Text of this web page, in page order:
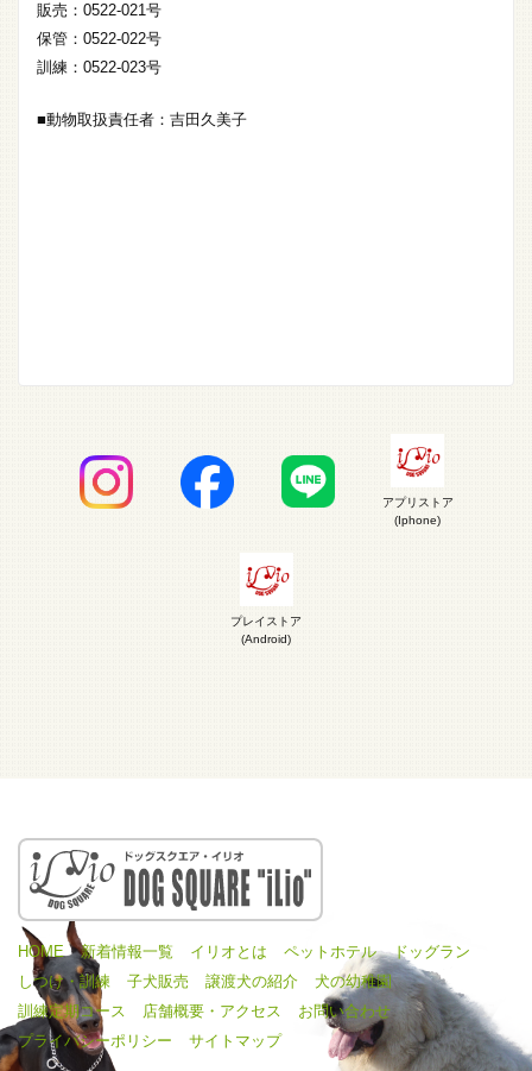
販売：0522-021号
保管：0522-022号
訓練：0522-023号
■動物取扱責任者：吉田久美子
アプリストア
(Iphone)
プレイストア
(Android)
HOME 新着情報一覧 イリオとは ペットホテル
ドッグラン
しつけ・訓練
子犬販売 譲渡犬の紹介
犬の幼稚園
訓練定期コース
店舗概要・アクセス
お問い合わせ
プライバシーポリシー
サイトマップ